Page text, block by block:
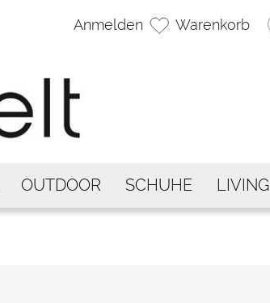
Anmelden Warenkorb
OUTDOOR SCHUHE LIVING